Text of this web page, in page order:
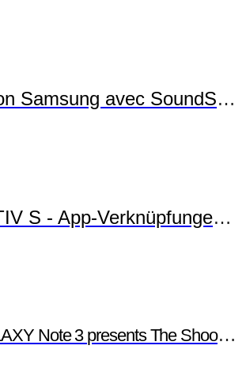
Samsung avec SoundShare
- App-Verknüpfungen erstellen
3 presents The Shoot - Behind the scenes